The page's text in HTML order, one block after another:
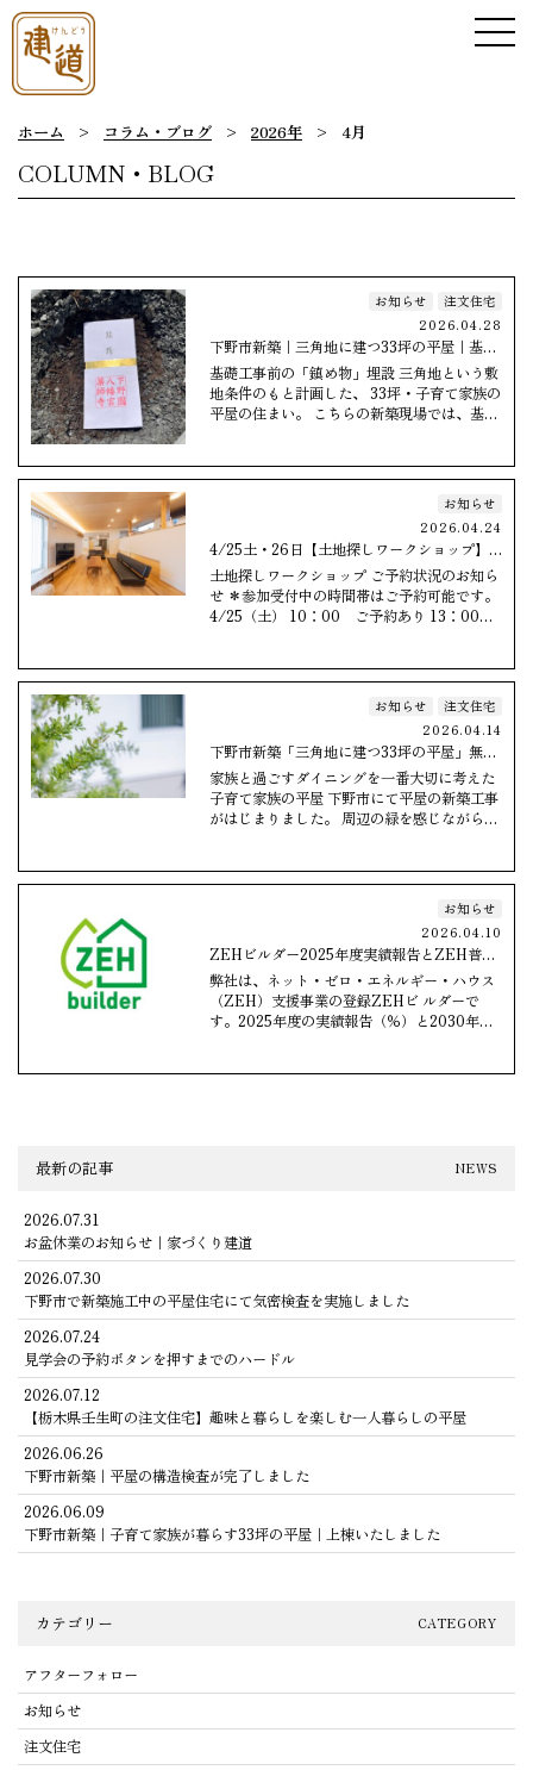
ホーム > コラム・ブログ > 2026年 > 4月
COLUMN・BLOG
お知らせ
注文住宅
2026.04.28
下野市新築｜三角地に建つ33坪の平屋｜基礎
工事前の「鎮め物」とは
基礎工事前の「鎮め物」埋設 三角地という敷
地条件のもと計画した、 33坪・子育て家族の
平屋の住まい。 こちらの新築現場では、基礎
お知らせ
2026.04.24
4/25土・26日【土地探しワークショップ】
ご予約状況のお知らせ
土地探しワークショップ ご予約状況のお知ら
せ ＊参加受付中の時間帯はご予約可能です。
4/25（土） 10：00 ご予約あり 13：00
お知らせ
注文住宅
2026.04.14
下野市新築「三角地に建つ33坪の平屋」無事
に着工しました
家族と過ごすダイニングを一番大切に考えた
子育て家族の平屋 下野市にて平屋の新築工事
がはじまりました。 周辺の緑を感じながら、
お知らせ
2026.04.10
ZEHビルダー2025年度実績報告とZEH普及
目標の お知らせ
弊社は、ネット・ゼロ・エネルギー・ハウス
（ZEH）支援事業の登録ZEHビ ルダーで
す。2025年度の実績報告（％）と2030年度
最新の記事 NEWS
2026.07.31
お盆休業のお知らせ｜家づくり建道
2026.07.30
下野市で新築施工中の平屋住宅にて気密検査を実施しました
2026.07.24
見学会の予約ボタンを押すまでのハードル
2026.07.12
【栃木県壬生町の注文住宅】趣味と暮らしを楽しむ一人暮らしの平屋
2026.06.26
下野市新築｜平屋の構造検査が完了しました
2026.06.09
下野市新築｜子育て家族が暮らす33坪の平屋｜上棟いたしました
カテゴリー CATEGORY
アフターフォロー
お知らせ
注文住宅